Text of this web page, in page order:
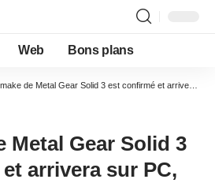
Web Bons plans
de Metal Gear Solid 3 est confirmé et arrivera sur PC, PS5 et Xbox Series
Metal Gear Solid 3
arrivera sur PC,